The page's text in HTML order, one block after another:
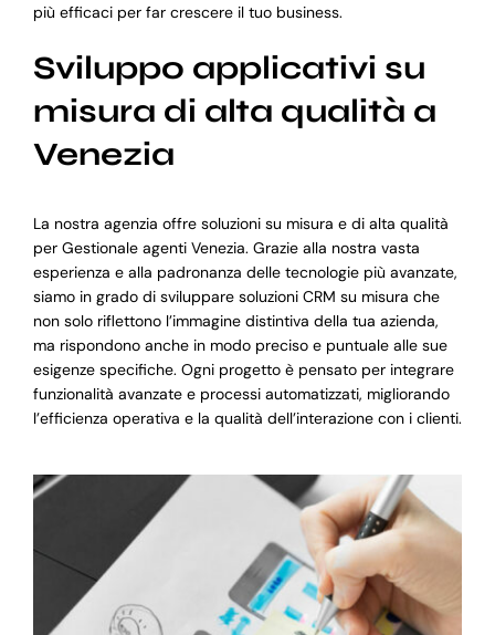
più efficaci per far crescere il tuo business.
Sviluppo applicativi su
misura di alta qualità a
Venezia
La nostra agenzia offre soluzioni su misura e di alta qualità
per Gestionale agenti Venezia. Grazie alla nostra vasta
esperienza e alla padronanza delle tecnologie più avanzate,
siamo in grado di sviluppare soluzioni CRM su misura che
non solo riflettono l’immagine distintiva della tua azienda,
ma rispondono anche in modo preciso e puntuale alle sue
esigenze specifiche. Ogni progetto è pensato per integrare
funzionalità avanzate e processi automatizzati, migliorando
l’efficienza operativa e la qualità dell’interazione con i clienti.